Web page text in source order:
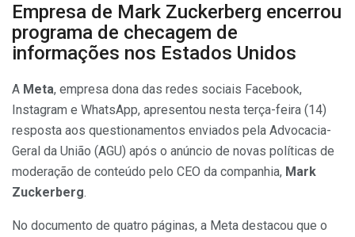
Empresa de Mark Zuckerberg encerrou
programa de checagem de
informações nos Estados Unidos
A Meta, empresa dona das redes sociais Facebook,
Instagram e WhatsApp, apresentou nesta terça-feira (14)
resposta aos questionamentos enviados pela Advocacia-
Geral da União (AGU) após o anúncio de novas políticas de
moderação de conteúdo pelo CEO da companhia, Mark
Zuckerberg.
No documento de quatro páginas, a Meta destacou que o